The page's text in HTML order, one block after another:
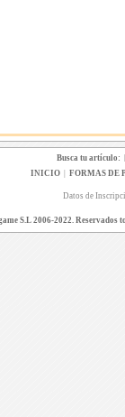
Busca tu artículo:
INICIO| FORMAS DE
Datos de
S.L 2006-2022. Reservados